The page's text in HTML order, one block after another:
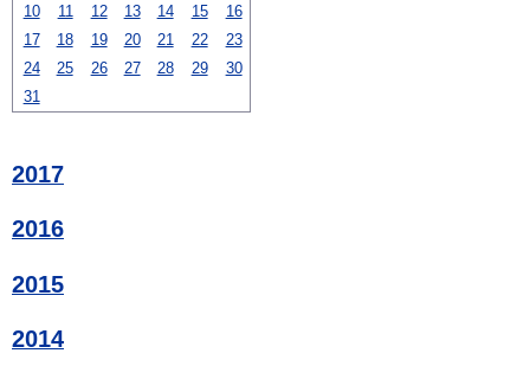
10
11 12 13 14 15
16
17
18 19 20 21 22
23
24
25 26 27 28 29
30
31
2017
2016
2015
2014